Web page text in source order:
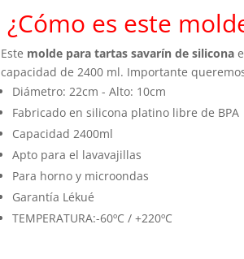
¿Cómo es este
Este molde para tartas savarín de silicona
capacidad de 2400 ml. Importante
Diámetro: 22cm - Alto: 10cm
Fabricado en silicona platino libre de BPA
Capacidad 2400ml
Apto para el lavavajillas
Para horno y microondas
Garantía Lékué
TEMPERATURA:-60ºC / +220ºC